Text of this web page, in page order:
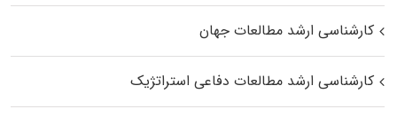
کارشناسی ارشد مطالعات جهان
کارشناسی ارشد مطالعات دفاعی استراتژیک